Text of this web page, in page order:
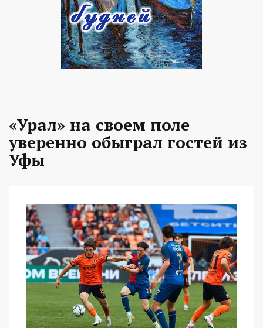
«Урал» на своем поле
уверенно обыграл гостей из
Уфы